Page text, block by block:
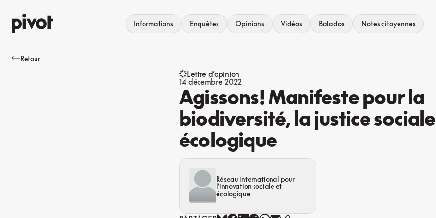
au
contenu
Informations Enquêtes Opinions Vidéos Balados Notes citoyennes
Retour
Lettre d’opinion
14 décembre 2022
Agissons! Manifeste pour la
biodiversité, la justice
écologique
Réseau international pour
l’innovation sociale et
écologique